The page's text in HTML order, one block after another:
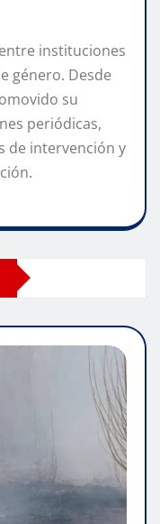
instituciones
género. Desde
su
periódicas,
de intervención y